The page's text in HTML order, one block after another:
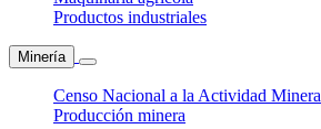
Productos industriales
Minería
Censo Nacional a la Actividad Minera
Producción minera